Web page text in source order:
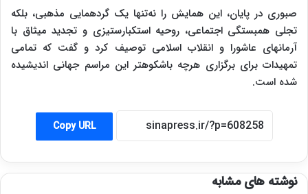
صبوری در پایان، این همایش را نه‌تنها یک گردهمایی مذهبی، بلکه
تجلی همبستگی اجتماعی، روحیه استکبارستیزی و تجدید میثاق با
آرمانهای عاشورا و انقلاب اسلامی توصیف کرد و گفت که تمامی
تمهیدات برای برگزاری هرچه باشکوهتر این مراسم جهانی اندیشیده
شده است.
Copy URL
نوشته های مشابه